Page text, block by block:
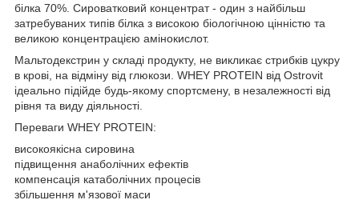
білка 70%. Сироватковий концентрат - один з найбільш
затребуваних типів білка з високою біологічною цінністю та
великою концентрацією амінокислот.
Мальтодекстрин у складі продукту, не викликає стрибків цукру
в крові, на відміну від глюкози. WHEY PROTEIN від Ostrovit
ідеально підійде будь-якому спортсмену, в незалежності від
рівня та виду діяльності.
Переваги WHEY PROTEIN:
високоякісна сировина
підвищення анаболічних ефектів
компенсація катаболічних процесів
збільшення м'язової маси